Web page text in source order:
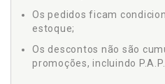
Os pedidos ficam
estoque;
Os descontos não são
promoções, incluindo P.A.P.